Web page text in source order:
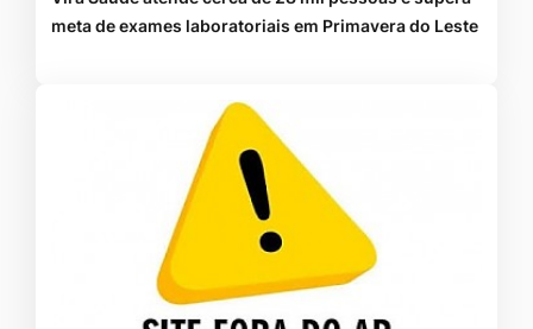
meta de exames laboratoriais em Primavera do Leste